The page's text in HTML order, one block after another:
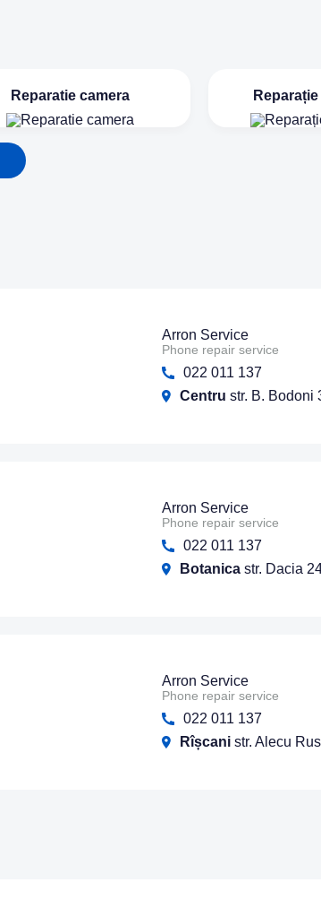
Reparatie camera
Arron Service
Phone repair service
022 011 137
Centru str. B. Bodoni
Arron Service
Phone repair service
022 011 137
Botanica str. Dacia
Arron Service
Phone repair service
022 011 137
Rîșcani str. Alecu